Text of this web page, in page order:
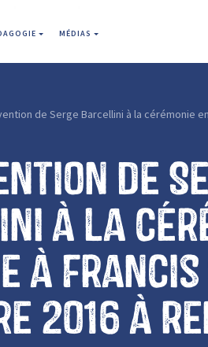
MÉDIAS
de Serge Barcellini à la cérémonie
de
à la
à
2016 à